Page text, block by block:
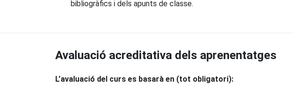
bibliogràfics i dels apunts de classe.
Avaluació acreditativa dels aprenentatges
L’avaluació del curs es basarà en (tot obligatori):